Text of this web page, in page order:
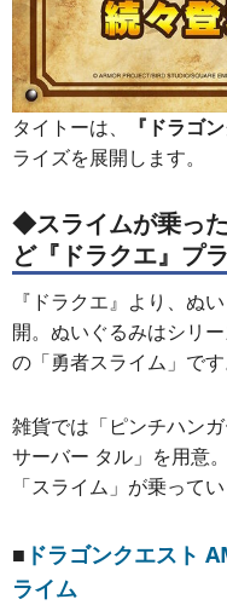
タイトーは、 『ドラゴ
ライズを展開します。
◆スライムが乗っ
ど『ドラクエ』プ
『ドラクエ』より、ぬ
開。ぬいぐるみはシリ
の「勇者スライム」です
雑貨では「ピンチハン
サーバー タル」を用意
「スライム」が乗ってい
■ ドラゴンクエスト
ライム